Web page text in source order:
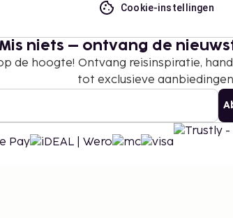
Cookie-instellingen
niets – ontvang de
de hoogte! Ontvang reisinspiratie,
tot exclusieve